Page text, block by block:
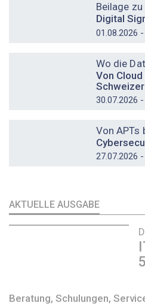
Beilage
Digital
01.08.2026
Wo die
Von
30.07.2026
Von APTs
27.07.2026
AKTUELLE AUSGABE
Beratung, Schulungen,